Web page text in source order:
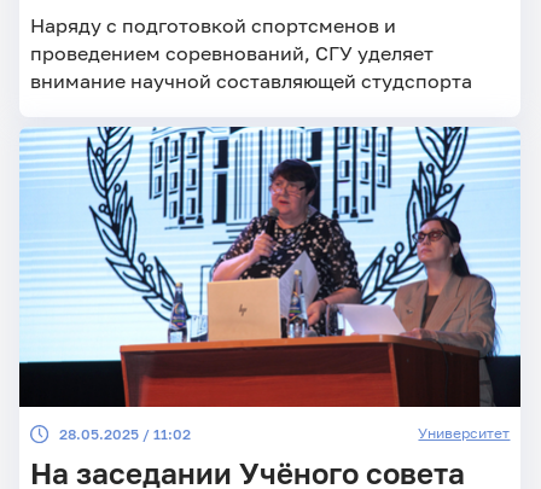
Наряду с подготовкой спортсменов и
проведением соревнований, СГУ уделяет
внимание научной составляющей студспорта
28.05.2025 / 11:02 Университет
На заседании Учёного совета